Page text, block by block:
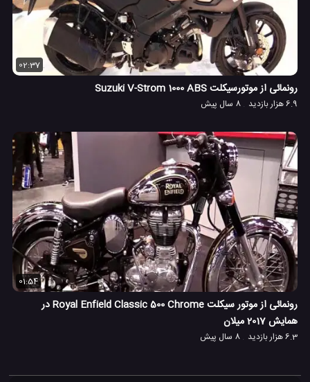
02:37
رونمائی از موتورسیکلت Suzuki V-Strom 1000 ABS
6.9 هزار بازدید 8 سال پیش
01:54
رونمائی از موتور سیکلت Royal Enfield Classic 500 Chrome در
همایش 2017 میلان
6.3 هزار بازدید 8 سال پیش